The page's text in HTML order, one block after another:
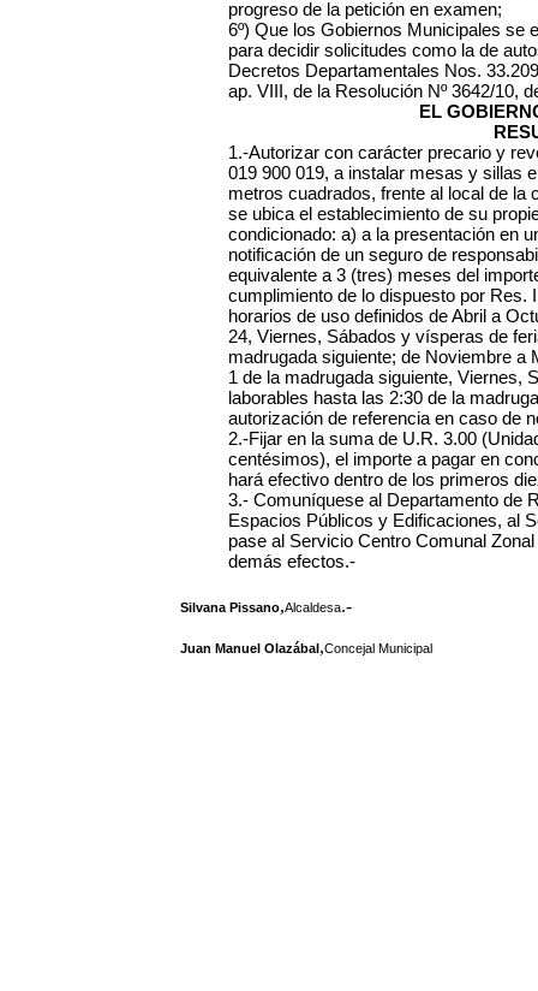
progreso de la petición en examen;
6º) Que los Gobiernos Municipales se
para decidir solicitudes como la de
Decretos Departamentales Nos.
ap. VIII, de la Resolución Nº 3642/10,
EL
1.-Autorizar con carácter precario y
019 900 019, a instalar mesas y sillas
metros cuadrados, frente al local de la
se ubica el establecimiento de su
condicionado: a) a la presentación en
notificación de un seguro de
equivalente a 3 (tres) meses del
cumplimiento de lo dispuesto por Res.
horarios de uso definidos de Abril a
24, Viernes, Sábados y vísperas de
madrugada siguiente; de Noviembre
1 de la madrugada siguiente, Viernes,
laborables hasta las 2:30 de la
autorización de referencia en caso de
2.-Fijar en la suma de U.R. 3.00
centésimos), el importe a pagar en
hará efectivo dentro de los primeros
3.- Comuníquese al Departamento de
Espacios Públicos y Edificaciones, al
pase al Servicio Centro Comunal
demás efectos.-
Silvana Pissano,Alcaldesa.-
Juan Manuel Olazábal,Concejal Municipal